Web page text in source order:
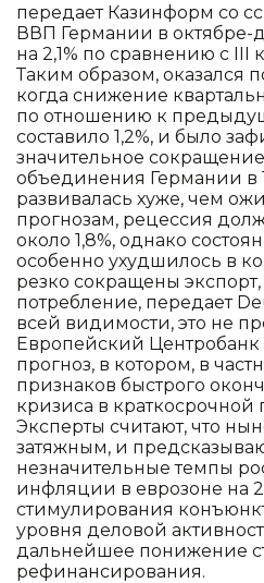
передает Казинформ со
ВВП Германии в октябре-
на 2,1% по сравнению с III
Таким образом, оказался
когда снижение
по отношению к
составило 1,2%, и было
значительное
объединения Германии в
развивалась хуже, чем
прогнозам, рецессия
около 1,8%, однако
особенно ухудшилось в
резко сокращены
потребление, передает
всей видимости, это не
Европейский Центробанк
прогноз, в котором, в
признаков быстрого
кризиса в краткосрочной
Эксперты считают, что
затяжным, и
незначительные темпы
инфляции в еврозоне на
стимулирования
уровня деловой
дальнейшее понижение
рефинансирования.